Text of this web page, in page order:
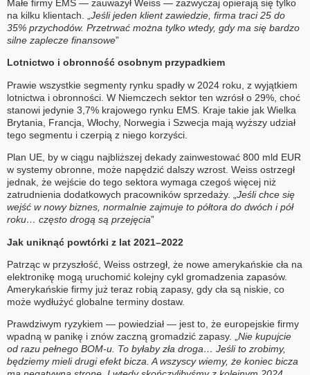
Małe firmy EMS — zauważył Weiss — zazwyczaj opierają się tylko
na kilku klientach. „ Jeśli jeden klient zawiedzie, firma traci 25 do
35% przychodów. Przetrwać można tylko wtedy, gdy ma się bardzo
silne zaplecze finansowe”
Lotnictwo i obronność osobnym przypadkiem
Prawie wszystkie segmenty rynku spadły w 2024 roku, z wyjątkiem
lotnictwa i obronności. W Niemczech sektor ten wzrósł o 29%, choć
stanowi jedynie 3,7% krajowego rynku EMS. Kraje takie jak Wielka
Brytania, Francja, Włochy, Norwegia i Szwecja mają wyższy udział
tego segmentu i czerpią z niego korzyści.
Plan UE, by w ciągu najbliższej dekady zainwestować 800 mld EUR
w systemy obronne, może napędzić dalszy wzrost. Weiss ostrzegł
jednak, że wejście do tego sektora wymaga czegoś więcej niż
zatrudnienia dodatkowych pracowników sprzedaży. „Jeśli chce się
wejść w nowy biznes, normalnie zajmuje to półtora do dwóch i pół
roku… często drogą są przejęcia”
Jak uniknąć powtórki z lat 2021–2022
Patrząc w przyszłość, Weiss ostrzegł, że nowe amerykańskie cła na
elektronikę mogą uruchomić kolejny cykl gromadzenia zapasów.
Amerykańskie firmy już teraz robią zapasy, gdy cła są niskie, co
może wydłużyć globalne terminy dostaw.
Prawdziwym ryzykiem — powiedział — jest to, że europejskie firmy
wpadną w panikę i znów zaczną gromadzić zapasy. „Nie kupujcie
od razu pełnego BOM-u. To byłaby zła droga… Jeśli to zrobimy,
będziemy mieli drugi efekt bicza. A wszyscy wiemy, że koniec bicza